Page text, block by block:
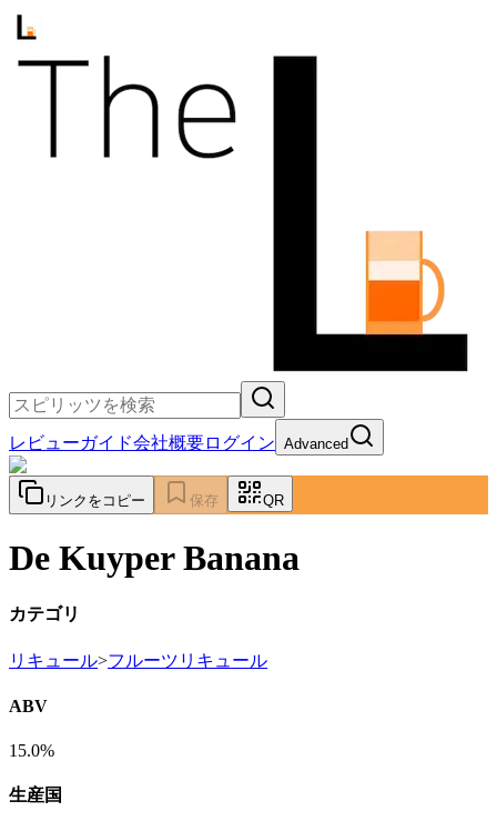
レビューガイド会社概要ログイン Advanced
リンクをコピー 保存 QR
De Kuyper Banana
カテゴリ
リキュール>フルーツリキュール
ABV
15.0%
生産国